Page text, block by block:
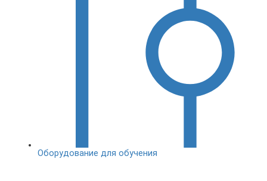
Оборудование для обучения